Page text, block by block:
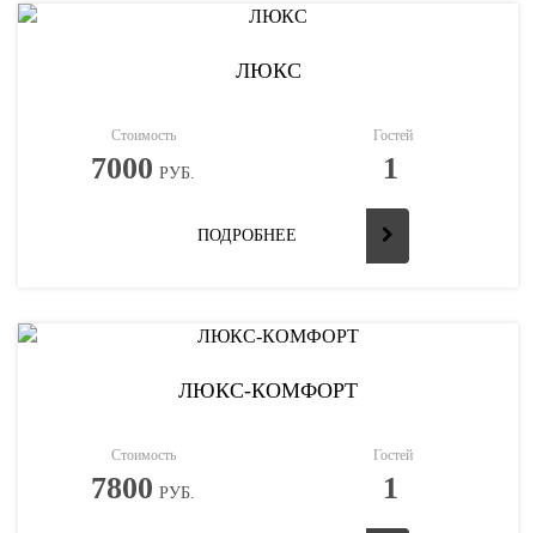
ЛЮКС
Стоимость
7000 РУБ.
Гостей
1
ПОДРОБНЕЕ
ЛЮКС-КОМФОРТ
Стоимость
7800 РУБ.
Гостей
1